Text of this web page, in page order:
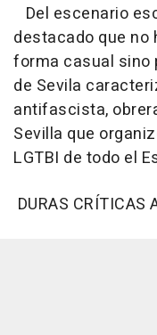
Del escenario
destacado que no
forma casual sino
de Sevila
antifascista,
Sevilla que
LGTBI de todo el
DURAS CRÍTICAS